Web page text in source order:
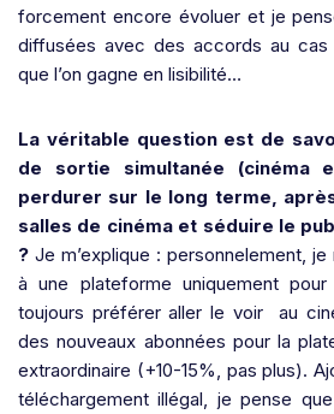
forcement encore évoluer et je
diffusées avec des accords au cas
que l’on gagne en lisibilité…
La véritable question est de
de sortie simultanée (cinéma
perdurer sur le long terme,
salles de cinéma et séduire le
? Je m’explique : personnelement, je
à une plateforme uniquement
toujours préférer aller le voir au
des nouveaux abonnées pour la
extraordinaire (+10-15%, pas plus).
téléchargement illégal, je pense